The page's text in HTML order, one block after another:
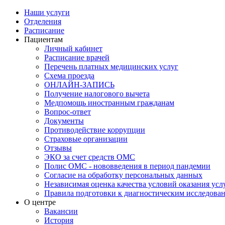
Наши услуги
Отделения
Расписание
Пациентам
Личный кабинет
Расписание врачей
Перечень платных медицинских услуг
Схема проезда
ОНЛАЙН-ЗАПИСЬ
Получение налогового вычета
Медпомощь иностранным гражданам
Вопрос-ответ
Документы
Противодействие коррупции
Страховые организации
Отзывы
ЭКО за счет средств ОМС
Полис ОМС - нововведения в период пандемии
Согласие на обработку персональных данных
Независимая оценка качества условий оказания
Правила подготовки к диагностическим
О центре
Вакансии
История